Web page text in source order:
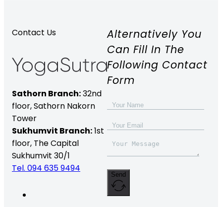
Contact Us
Sathorn Branch:32nd
floor,Sathorn Nakorn
Tower
Sukhumvit Branch:1st
floor, The Capital
Sukhumvit 30/1
Tel. 094 635 9494
Alternatively You
Can Fill In The
Following Contact
Form
Send